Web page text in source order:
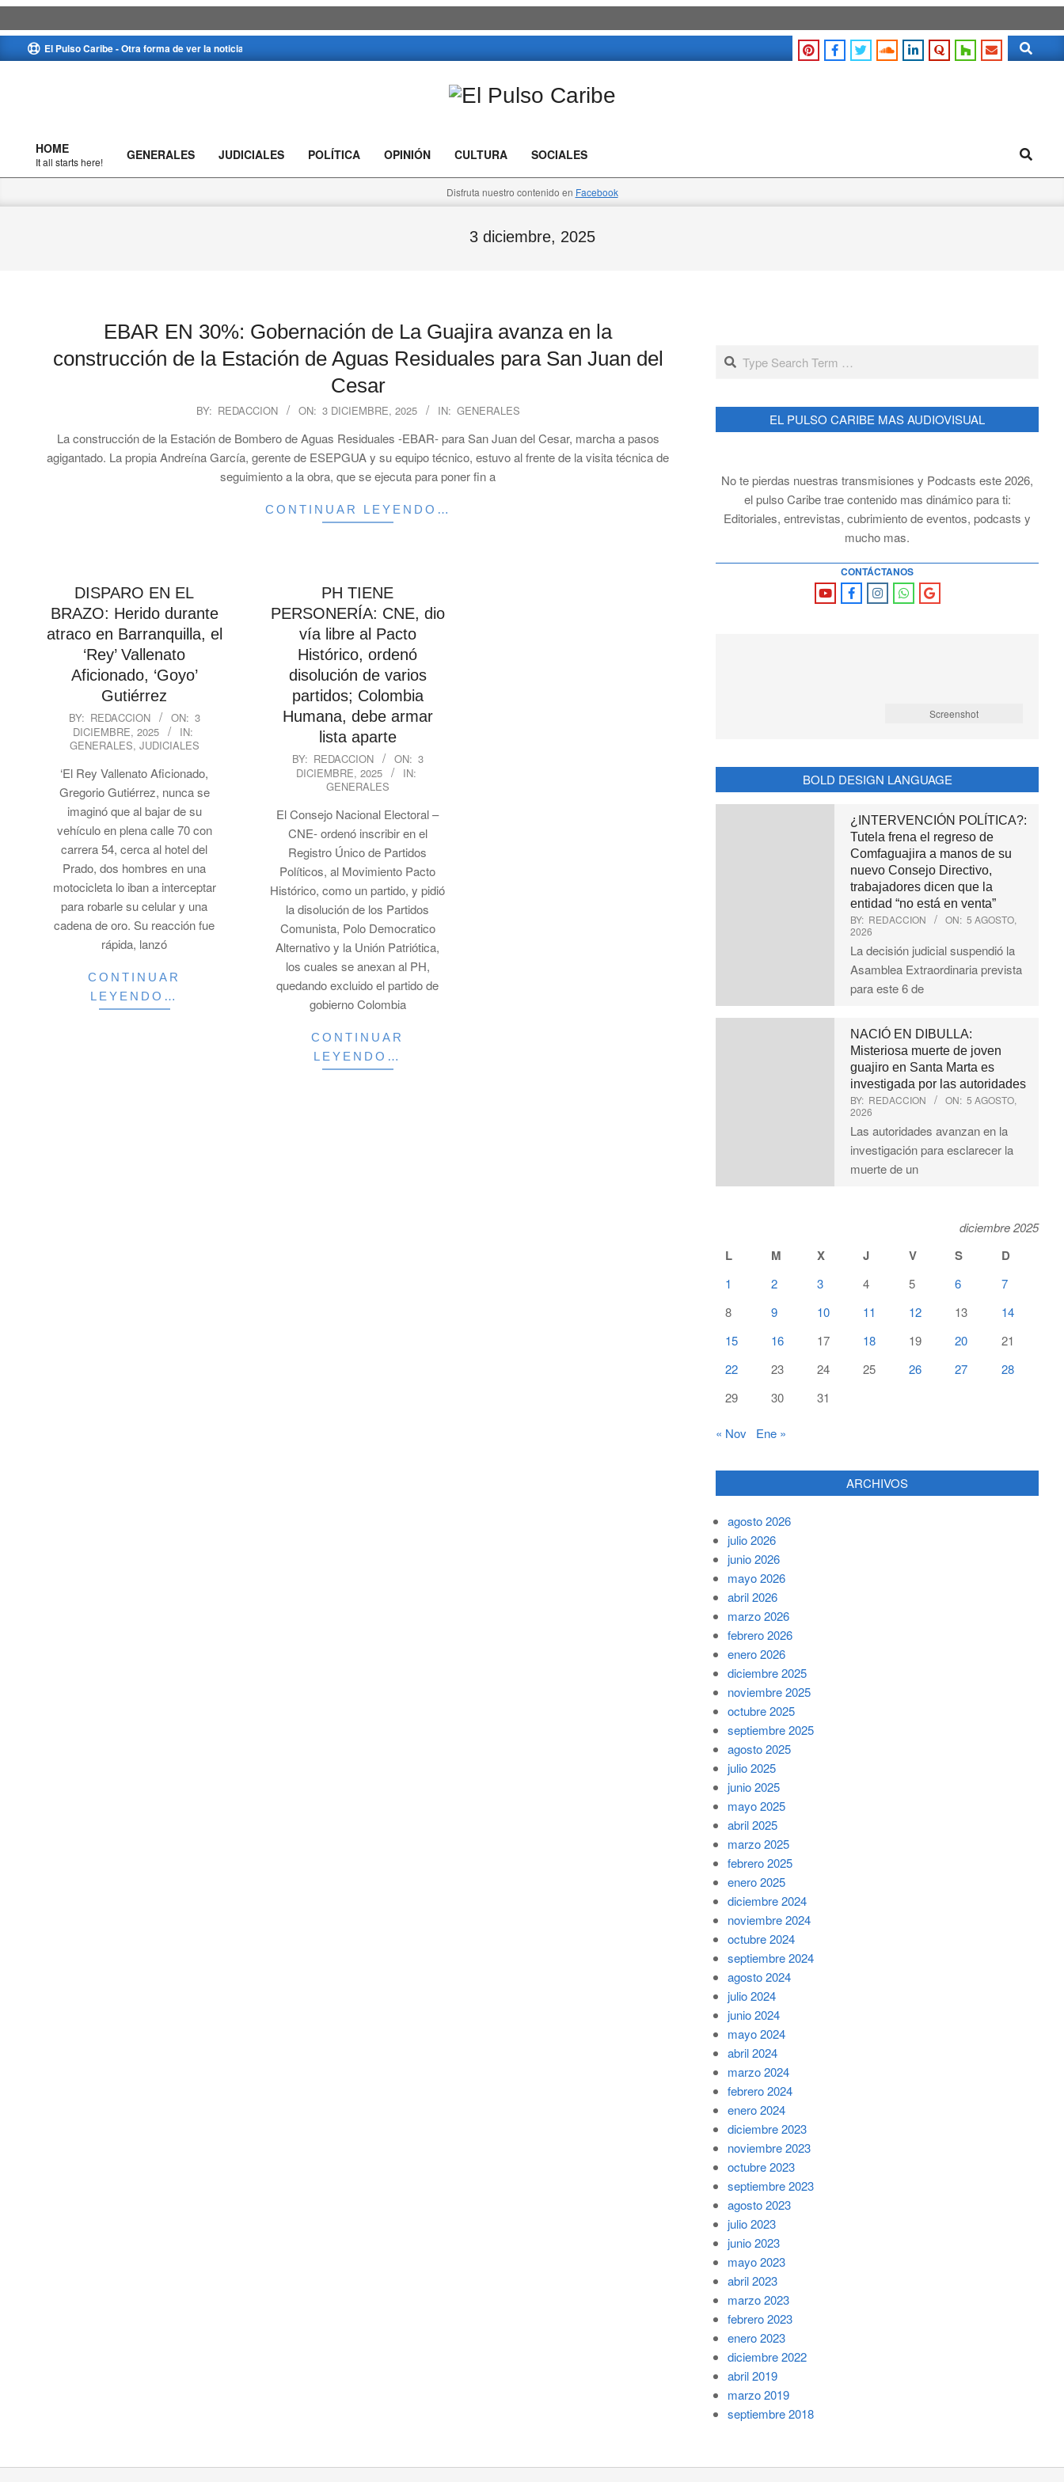
to
El Pulso Caribe - Otra forma de ver la noticia Search
Caribe
Primary
Navigation
HOME
It all starts here! GENERALES JUDICIALES POLÍTICA OPINIÓN CULTURA SOCIALES Search
Disfruta nuestro contenido en Facebook
3 diciembre, 2025
EBAR EN 30%: Gobernación de La Guajira avanza en la
construcción de la Estación de Aguas Residuales para San Juan del
Cesar
03
BY: REDACCION ON: 3 DICIEMBRE, 2025 IN: GENERALES
La construcción de la Estación de Bombero de Aguas Residuales -EBAR- para San Juan del Cesar, marcha a pasos
agigantado. La propia Andreína García, gerente de ESEPGUA y su equipo técnico, estuvo al frente de la visita técnica de
seguimiento a la obra, que se ejecuta para poner fin a
CONTINUAR LEYENDO…
DISPARO EN EL
BRAZO: Herido durante
atraco en Barranquilla, el
‘Rey’ Vallenato
Aficionado, ‘Goyo’
Gutiérrez
2025-BY: REDACCION ON: 3
DICIEMBRE, 2025
IN:
GENERALES, JUDICIALES
‘El Rey Vallenato Aficionado,
Gregorio Gutiérrez, nunca se
imaginó que al bajar de su
vehículo en plena calle 70 con
carrera 54, cerca al hotel del
Prado, dos hombres en una
motocicleta lo iban a interceptar
para robarle su celular y una
cadena de oro. Su reacción fue
rápida, lanzó
CONTINUAR
LEYENDO…
PH TIENE
PERSONERÍA: CNE, dio
vía libre al Pacto
Histórico, ordenó
disolución de varios
partidos; Colombia
Humana, debe armar
lista aparte
2025-BY: REDACCION ON: 3
DICIEMBRE, 2025
IN:
GENERALES
El Consejo Nacional Electoral –
CNE- ordenó inscribir en el
Registro Único de Partidos
Políticos, al Movimiento Pacto
Histórico, como un partido, y pidió
la disolución de los Partidos
Comunista, Polo Democratico
Alternativo y la Unión Patriótica,
los cuales se anexan al PH,
quedando excluido el partido de
gobierno Colombia
CONTINUAR
LEYENDO…
Search
EL PULSO CARIBE MAS AUDIOVISUAL
No te pierdas nuestras transmisiones y Podcasts este 2026,
el pulso Caribe trae contenido mas dinámico para ti:
Editoriales, entrevistas, cubrimiento de eventos, podcasts y
mucho mas.
CONTÁCTANOS
Screenshot
BOLD DESIGN LANGUAGE
¿INTERVENCIÓN POLÍTICA?:
Tutela frena el regreso de
Comfaguajira a manos de su
nuevo Consejo Directivo,
trabajadores dicen que la
entidad “no está en venta”
BY: REDACCION ON: 5 AGOSTO,
2026
La decisión judicial suspendió la
Asamblea Extraordinaria prevista
para este 6 de
NACIÓ EN DIBULLA:
Misteriosa muerte de joven
guajiro en Santa Marta es
investigada por las autoridades
BY: REDACCION ON: 5 AGOSTO,
2026
Las autoridades avanzan en la
investigación para esclarecer la
muerte de un
diciembre 2025
L M X J V S D
1 2 3 4 5 6
7
8
9 10 11 12 13
14
15
16 17 18 19 20
21
22
23 24 25 26 27
28
29
30 31
« Nov Ene »
ARCHIVOS
agosto 2026
julio 2026
junio 2026
mayo 2026
abril 2026
marzo 2026
febrero 2026
enero 2026
diciembre 2025
noviembre 2025
octubre 2025
septiembre 2025
agosto 2025
julio 2025
junio 2025
mayo 2025
abril 2025
marzo 2025
febrero 2025
enero 2025
diciembre 2024
noviembre 2024
octubre 2024
septiembre 2024
agosto 2024
julio 2024
junio 2024
mayo 2024
abril 2024
marzo 2024
febrero 2024
enero 2024
diciembre 2023
noviembre 2023
octubre 2023
septiembre 2023
agosto 2023
julio 2023
junio 2023
mayo 2023
abril 2023
marzo 2023
febrero 2023
enero 2023
diciembre 2022
abril 2019
marzo 2019
septiembre 2018